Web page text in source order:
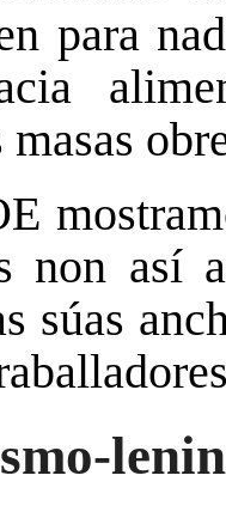
para
non así
súas